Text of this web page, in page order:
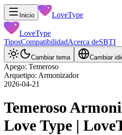
Inicio LoveType
LoveType
TiposCompatibilidadAcerca deSBTI
Cambiar tema Cambiar
Apego: Temeroso
Arquetipo: Armonizador
2026-04-21
Temeroso
Love Type |